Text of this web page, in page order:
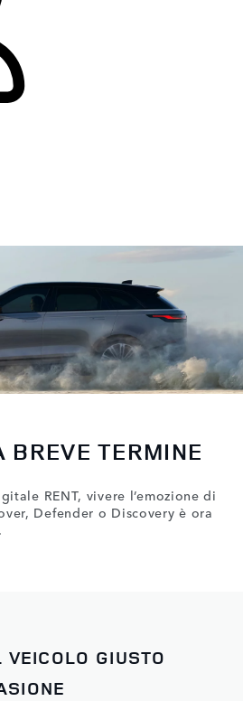
BREVE TERMINE
RENT, vivere l’emozione di
Defender o Discovery è ora
VEICOLO GIUSTO